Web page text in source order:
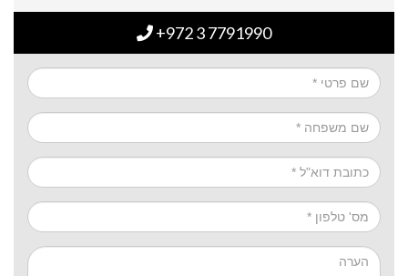
+972 3 7791990